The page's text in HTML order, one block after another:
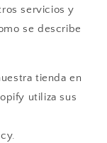
servicios y
se describe
tienda en
utiliza sus